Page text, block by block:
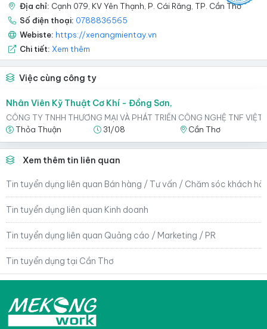
Địa chỉ: Cạnh 079, KV Yên Thạnh, P. Cái Răng, TP. Cần Thơ
Số điện thoại: 0788836565
Webiste: https://xenangmientay.vn
Chi tiết: Xem thêm
Việc cùng công ty
Nhân Viên Kỹ Thuật Cơ Khí - Đồng Sơn,
CÔNG TY TNHH THƯƠNG MẠI VÀ PHÁT TRIỂN CÔNG NGHỆ TNF VIỆT
Thỏa Thuận
31/08 Cần Thơ
Xem thêm tin liên quan
Tin tuyển dụng liên quan Bán hàng / Tư vấn / Chăm sóc khách
Tin tuyển dụng liên quan Kinh doanh
Tin tuyển dụng liên quan Quảng cáo / Marketing / PR
Tin tuyển dụng tại Cần Thơ